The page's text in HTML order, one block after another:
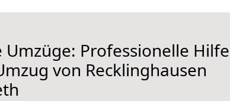
Umzüge: Professionelle Hilfe
von Recklinghausen